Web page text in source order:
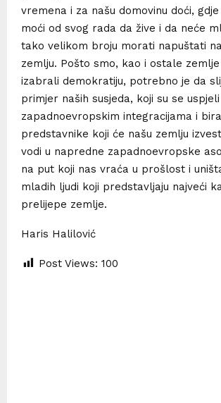
vremena i za našu domovinu doći,
moći od svog rada da žive i da neće
tako velikom broju morati napuštati
zemlju. Pošto smo, kao i ostale
izabrali demokratiju, potrebno je da
primjer naših susjeda, koji su se
zapadnoevropskim integracijama i
predstavnike koji će našu zemlju
vodi u napredne zapadnoevropske
na put koji nas vraća u prošlost i
mladih ljudi koji predstavljaju najveći
prelijepe zemlje.
Haris Halilović
Post Views: 100